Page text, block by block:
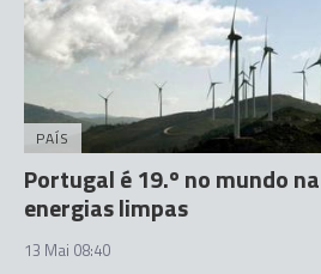
PAÍS
Portugal é 19.º no mundo
energias limpas
13 Mai 08:40